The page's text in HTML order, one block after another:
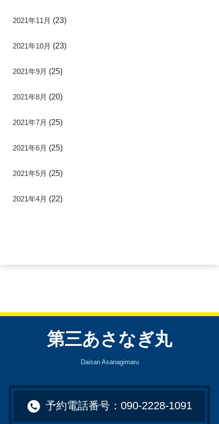
2021年11月 (23)
2021年10月 (23)
2021年9月 (25)
2021年8月 (20)
2021年7月 (25)
2021年6月 (25)
2021年5月 (25)
2021年4月 (22)
第三あさなぎ丸
Daisan Asanagimaru
予約電話番号：090-2228-1091